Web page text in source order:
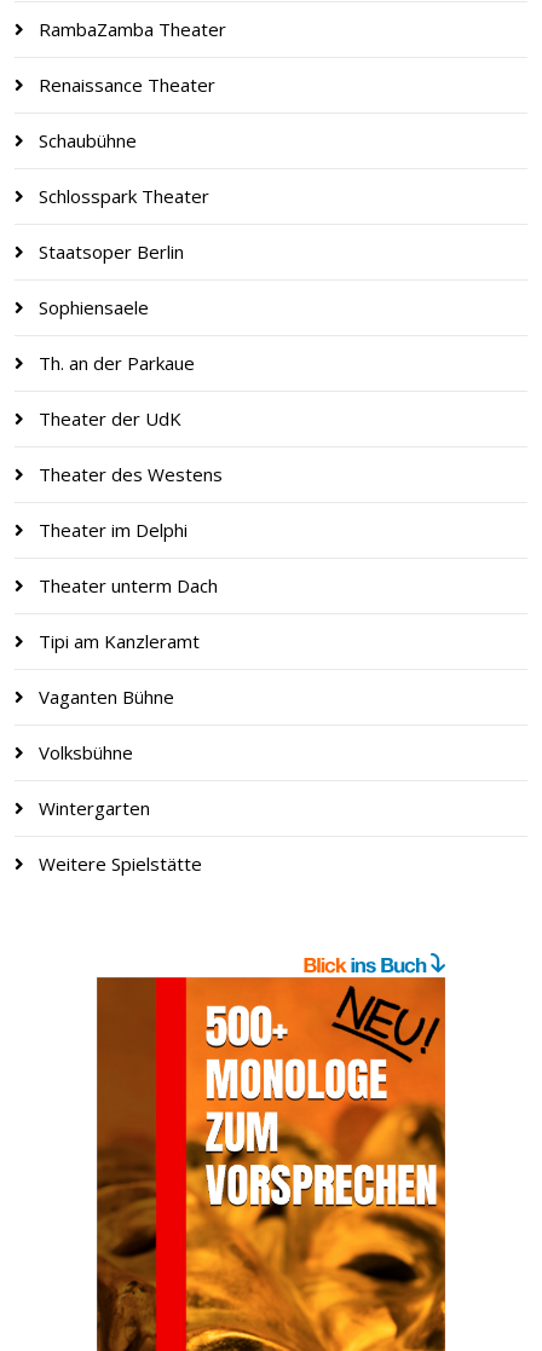
RambaZamba Theater
Renaissance Theater
Schaubühne
Schlosspark Theater
Staatsoper Berlin
Sophiensaele
Th. an der Parkaue
Theater der UdK
Theater des Westens
Theater im Delphi
Theater unterm Dach
Tipi am Kanzleramt
Vaganten Bühne
Volksbühne
Wintergarten
Weitere Spielstätte